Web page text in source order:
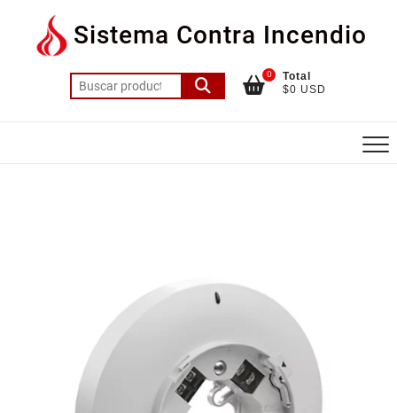
contenido
Sistema Contra Incendio
Buscar
0
Total
$0 USD